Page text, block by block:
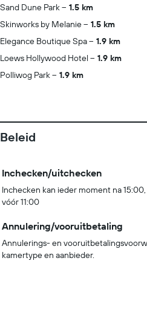
Sand Dune Park
1.5 km
Skinworks by Melanie
1.5 km
Elegance Boutique Spa
1.9 km
Loews Hollywood Hotel
1.9 km
Polliwog Park
1.9 km
Beleid
Inchecken/uitchecken
Inchecken kan ieder moment na
vóór 11:00
Annulering/vooruitbetaling
Annulerings- en
kamertype en aanbieder.